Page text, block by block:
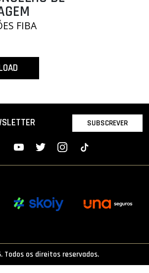
FIBA
SUBSCREVER
Todos os direitos reservados.